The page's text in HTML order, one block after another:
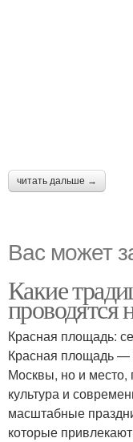
читать дальше →
Вас может
Какие
проводятся
Красная площадь:
Красная площадь —
Москвы, но и место,
культура и
масштабные
которые